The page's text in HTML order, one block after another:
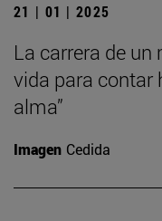
21 | 01 | 2025
La carrera de un
vida para contar
alma”
Imagen Cedida